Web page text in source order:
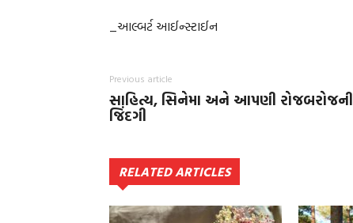
_આલ્બર્ટ આઈન્સ્ટાઈન
Previous article
સાહિત્ય, સિનેમા અને આપણી રોજબરોજની
જિંદગી
RELATED ARTICLES